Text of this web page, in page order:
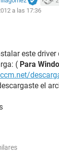
a las 17:36
este
( Para
el